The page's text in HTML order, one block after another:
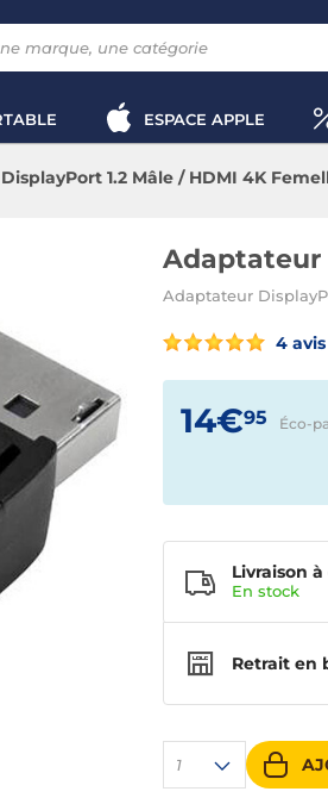
ESPACE APPLE
1.2 Mâle / HDMI 4K
Adaptateur
Adaptateur
4
14€95 Éco-
1
Livraison
En stock
Retrait en